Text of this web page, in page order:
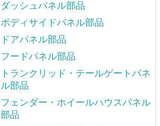
ダッシュパネル部品
ボディサイドパネル部品
ドアパネル部品
フードパネル部品
トランクリッド・テールゲートパネ
ル部品
フェンダー・ホイールハウスパネル
部品